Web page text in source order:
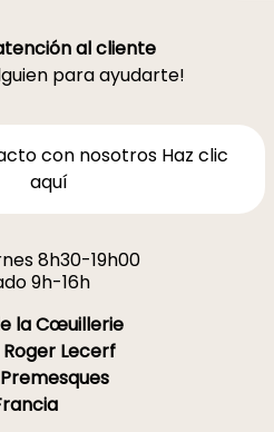
al cliente
para ayudarte!
con nosotros Haz clic
aquí
8h30-19h00
9h-16h
la Cœuillerie
Roger Lecerf